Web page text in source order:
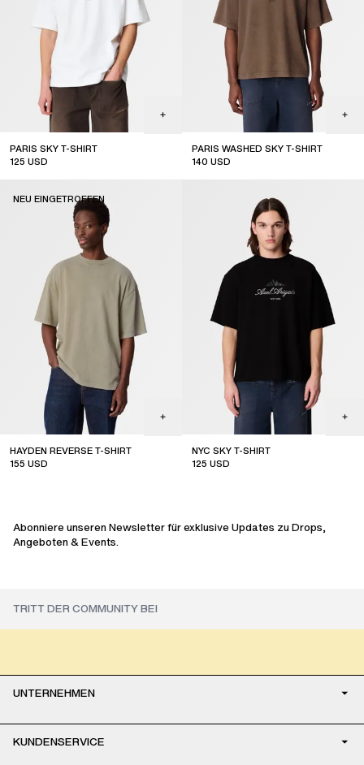
PARIS SKY T-SHIRT
125 USD
PARIS WASHED SKY T-SHIRT
140 USD
HAYDEN REVERSE T-SHIRT
155 USD
NEU EINGETROFFEN
NYC SKY T-SHIRT
125 USD
Abonniere unseren Newsletter für exklusive Updates zu Drops,
Angeboten & Events.
UNTERNEHMEN
KUNDENSERVICE